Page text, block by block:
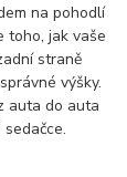
na pohodlí
toho, jak vaše
straně
výšky.
auta do auta